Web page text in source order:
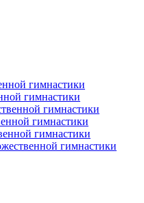
гимнастики
гимнастики
гимнастики
гимнастики
гимнастики
гимнастики